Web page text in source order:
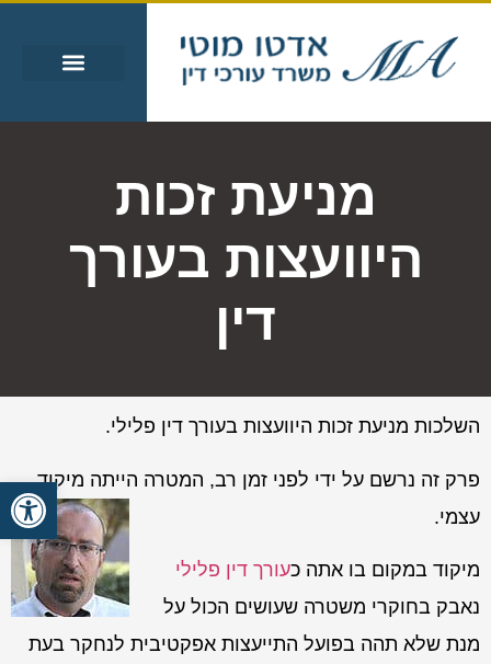
מניעת זכות
היוועצות בעורך
דין
השלכות מניעת זכות היוועצות בעורך דין פלילי.
פרק זה נרשם על ידי לפני זמן רב, המטרה הייתה מיקוד
עצמי.
מיקוד במקום בו אתה כעורך דין פלילי
נאבק בחוקרי משטרה שעושים הכול על
מנת שלא תהה בפועל התייעצות אפקטיבית לנחקר בעת
פתח